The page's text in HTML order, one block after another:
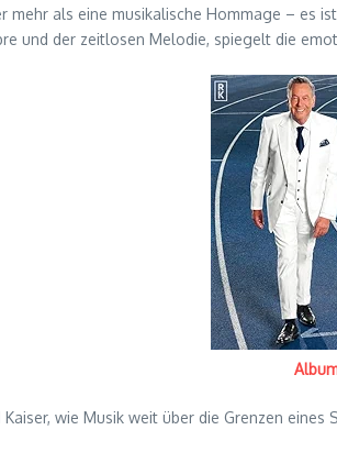
mehr als eine musikalische Hommage – es
und der zeitlosen Melodie, spiegelt die
wie Musik weit über die Grenzen eines